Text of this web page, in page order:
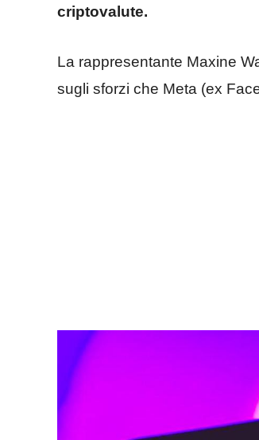
criptovalute.
La rappresentante Maxine
sugli sforzi che Meta (ex